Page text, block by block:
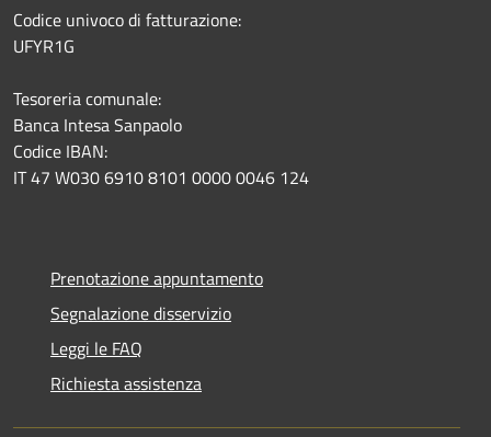
Codice univoco di fatturazione:
UFYR1G
Tesoreria comunale:
Banca Intesa Sanpaolo
Codice IBAN:
IT 47 W030 6910 8101 0000 0046 124
Prenotazione appuntamento
Segnalazione disservizio
Leggi le FAQ
Richiesta assistenza